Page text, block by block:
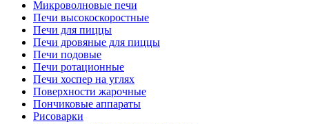
Микроволновые печи
Печи высокоскоростные
Печи для пиццы
Печи дровяные для пиццы
Печи подовые
Печи ротационные
Печи хоспер на углях
Поверхности жарочные
Пончиковые аппараты
Рисоварки